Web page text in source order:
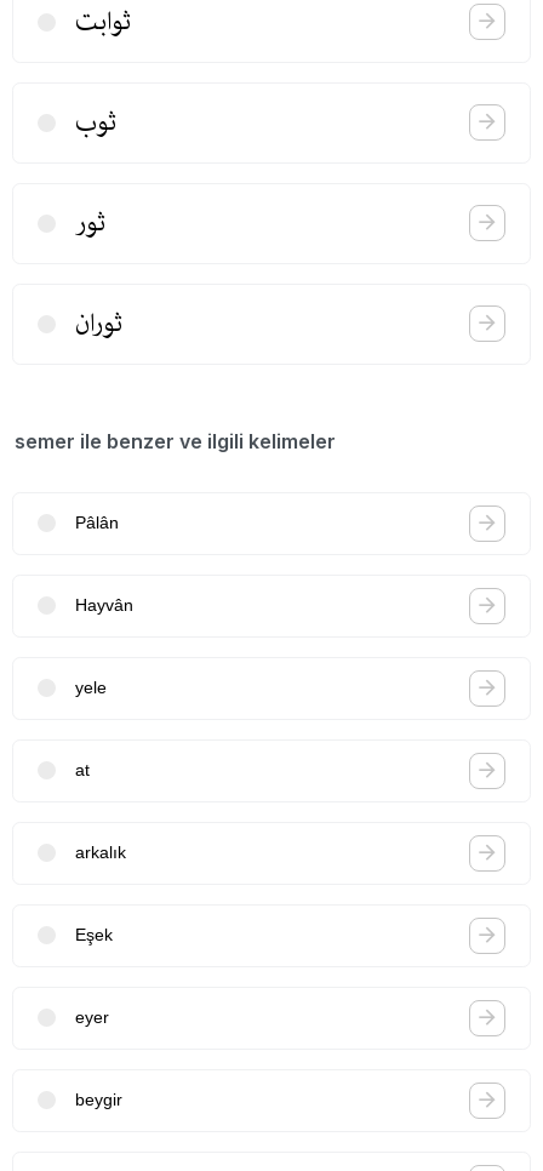
ثوابت
ثوب
ثور
ثوران
semer ile benzer ve ilgili kelimeler
Pâlân
Hayvân
yele
at
arkalık
Eşek
eyer
beygir